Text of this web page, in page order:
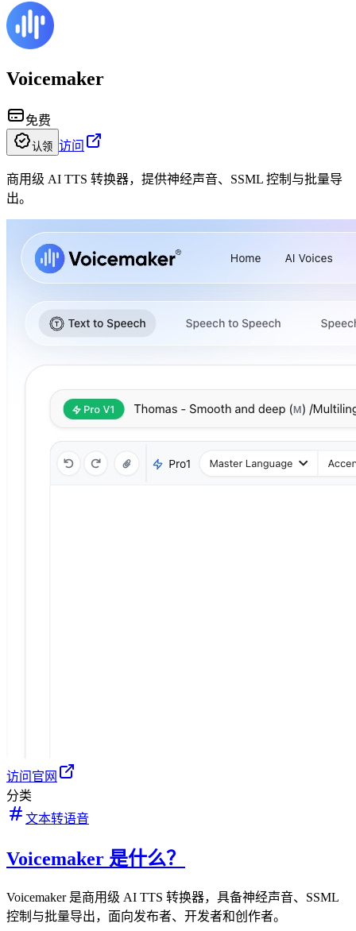
Voicemaker
免费
认领 访问
商用级 AI TTS 转换器，提供神经声音、SSML 控制与批量导
出。
访问官网
分类
文本转语音
Voicemaker 是什么？
Voicemaker 是商用级 AI TTS 转换器，具备神经声音、SSML
控制与批量导出，面向发布者、开发者和创作者。